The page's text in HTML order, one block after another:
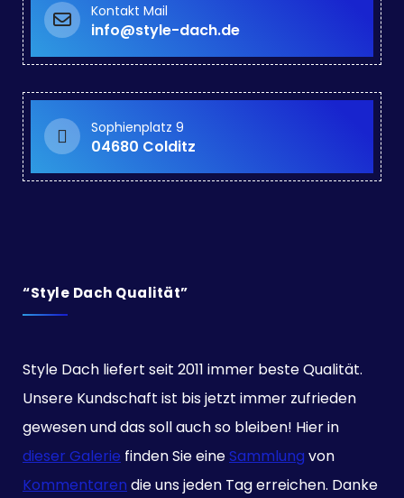
Kontakt Mail
info@style-dach.de
Sophienplatz 9
04680 Colditz
“Style Dach Qualität”
Style Dach liefert seit 2011 immer beste Qualität.
Unsere Kundschaft ist bis jetzt immer zufrieden
gewesen und das soll auch so bleiben! Hier in
dieser Galerie finden Sie eineSammlung von
Kommentaren die uns jeden Tag erreichen. Danke